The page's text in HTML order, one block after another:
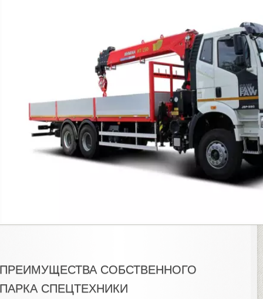
СОБСТВЕННОГО
СПЕЦТЕХНИКИ